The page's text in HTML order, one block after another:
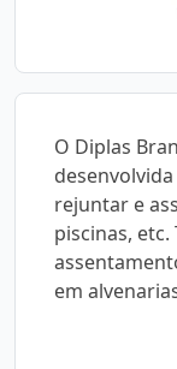
O Diplas
rejuntar e
piscinas,
em